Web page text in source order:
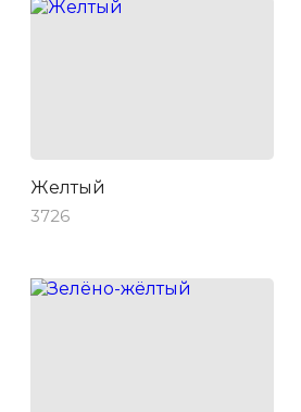
Желтый
3726